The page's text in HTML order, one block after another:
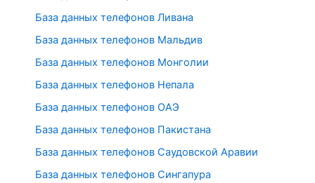
База данных телефонов Ливана
База данных телефонов Мальдив
База данных телефонов Монголии
База данных телефонов Непала
База данных телефонов ОАЭ
База данных телефонов Пакистана
База данных телефонов Саудовской Аравии
База данных телефонов Сингапура